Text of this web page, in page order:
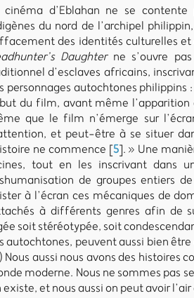
cinéma d’Eblahan ne se
du nord de l’archipel
des identités culturelles
Daughter ne s’ouvre
d’esclaves africains,
personnages autochtones
du film, avant même
que le film n’émerge sur
et peut-être à se situer
ne commence [5]. » Une
tout en les inscrivant dans
de groupes entiers
à l’écran ces mécaniques de
à différents genres afin de
soit stéréotypée, soit
autochtones, peuvent aussi bien
Nous aussi nous avons des histoires
moderne. Nous ne sommes pas
existe, et nous aussi on peut avoir